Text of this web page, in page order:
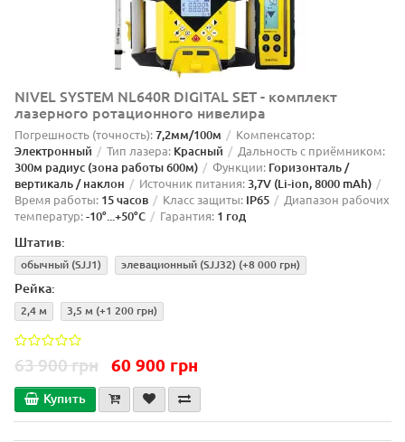
NIVEL SYSTEM NL640R DIGITAL SET - комплект
лазерного ротационного нивелира
Погрешность (точность):7,2мм/100м Компенсатор:
Электронный Тип лазера: Красный Дальность с приёмником:
300м радиус (зона работы 600м) Функции: Горизонталь /
вертикаль / наклон
Источник питания:3,7V (Li-ion, 8000 mAh)
Время работы: 15 часов Класс защиты: IP65
Диапазон рабочих
температур:-10°...+50°C Гарантия: 1 год
Штатив:
обычный (SJJ1) элевационный (SJJ32) (+8 000 грн)
Рейка:
2,4 м 3,5 м (+1 200 грн)
63 900 грн 60 900 грн
Купить